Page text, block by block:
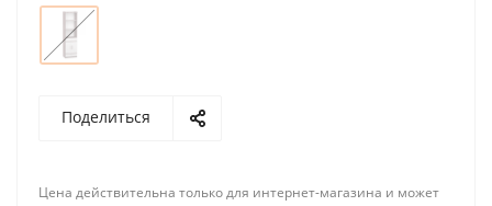
Поделиться
Цена действительна только для интернет-магазина и может